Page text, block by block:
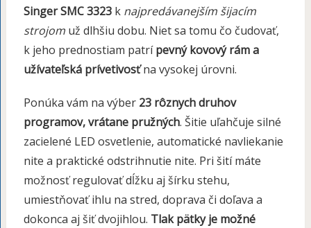
Singer SMC 3323k najpredávanejším šijacím
strojomuž dlhšiu dobu. Niet sa tomu čo čudovať,
k jeho prednostiam patrípevný kovový rám a
užívateľská prívetivosťna vysokej úrovni.
Ponúka vám na výber 23 rôznych druhov
programov, vrátane pružných. Šitie uľahčuje silné
zacielené LED osvetlenie, automatické navliekanie
nite a praktické odstrihnutie nite. Pri šití máte
možnosť regulovať dĺžku aj šírku stehu,
umiestňovať ihlu na stred, doprava či doľava a
dokonca aj šiť dvojihlou. Tlak pätky je možné